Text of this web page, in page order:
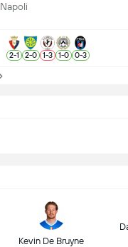
Napoli
2-1 2-0 1-3 1-0 0-3
Kevin De Bruyne